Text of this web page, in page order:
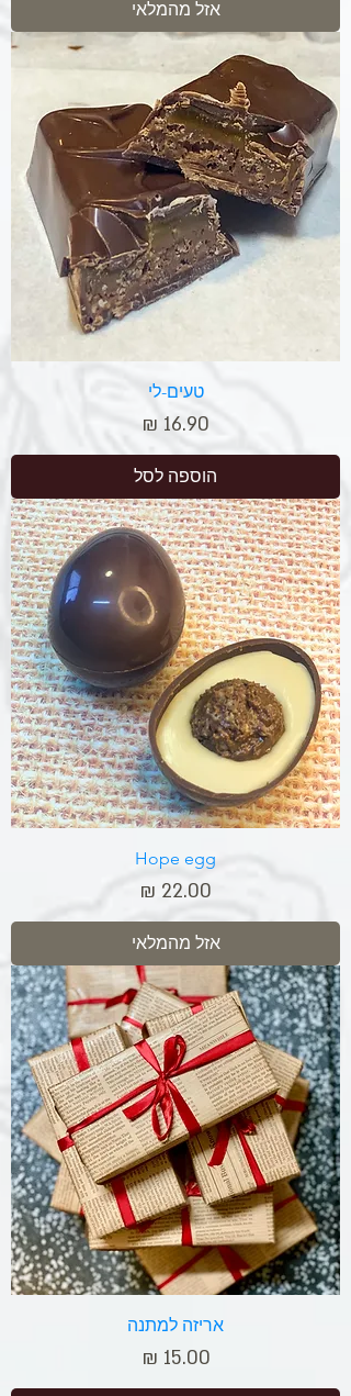
אזל מהמלאי
טעים-לי
מחיר
הוספה לסל
Hope egg
מחיר
אזל מהמלאי
אריזה למתנה
מחיר